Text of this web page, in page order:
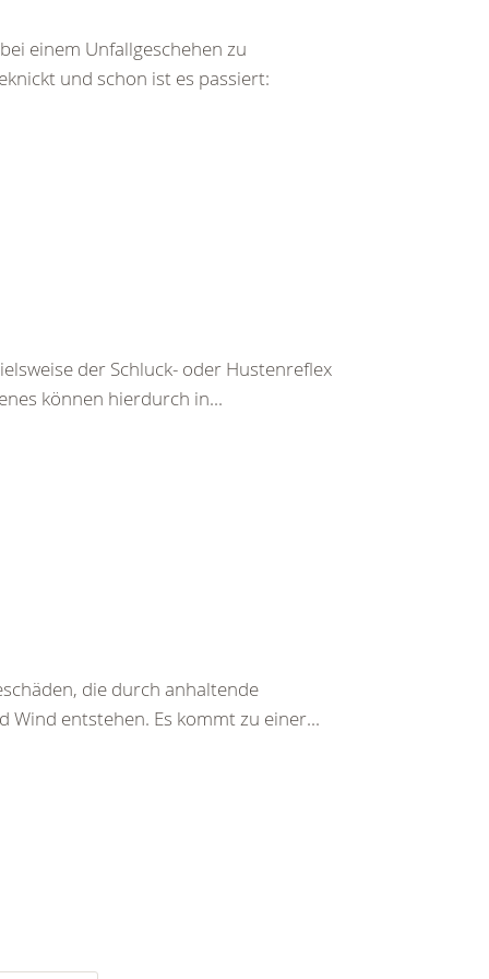
einem Unfallgeschehen zu
und schon ist es passiert:
der Schluck- oder Hustenreflex
können hierdurch in...
die durch anhaltende
entstehen. Es kommt zu einer...